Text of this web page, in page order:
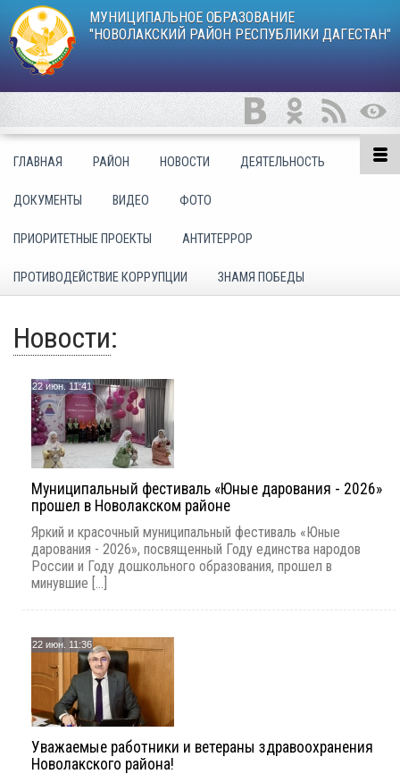
МУНИЦИПАЛЬНОЕ ОБРАЗОВАНИЕ
"НОВОЛАКСКИЙ РАЙОН РЕСПУБЛИКИ ДАГЕСТАН"
ГЛАВНАЯ РАЙОН НОВОСТИ ДЕЯТЕЛЬНОСТЬ
ДОКУМЕНТЫ ВИДЕО ФОТО
ПРИОРИТЕТНЫЕ ПРОЕКТЫ АНТИТЕРРОР
ПРОТИВОДЕЙСТВИЕ КОРРУПЦИИ ЗНАМЯ ПОБЕДЫ
Новости:
22 июн. 11:41
Муниципальный фестиваль «Юные дарования - 2026»
прошел в Новолакском районе
Яркий и красочный муниципальный фестиваль «Юные
дарования - 2026», посвященный Году единства народов
России и Году дошкольного образования, прошел в
минувшие [...]
22 июн. 11:36
Уважаемые работники и ветераны здравоохранения
Новолакского района!